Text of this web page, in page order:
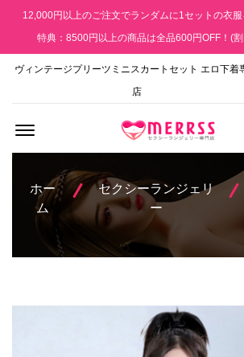
12,000円以上のご注文でランダムに1セットの衣服
特典：8500円以上の商品は全品600円OFF！(
ヴィンテージプリーツミニスカートセット エロ下着
店
ホー
ム
セクシーランジェリ
ー